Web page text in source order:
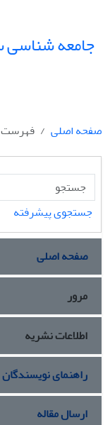
جامعه شناسی
صفحه اصلی
فهرست
جستجوی پیشرفته
صفحه اصلی
مرور
اطلاعات نشریه
راهنمای نویسندگان
ارسال مقاله